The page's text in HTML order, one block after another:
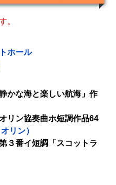
。
ホール
かな海と楽しい航海」作
リン協奏曲ホ短調作品64
リン）
３番イ短調「スコットラ